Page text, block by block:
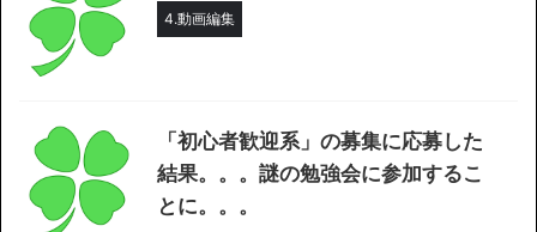
4.動画編集
「初心者歓迎系」の募集に応募した
結果。。。謎の勉強会に参加するこ
とに。。。